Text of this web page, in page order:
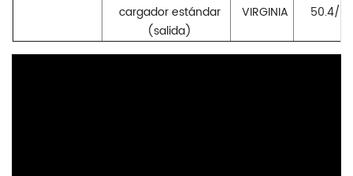
cargador estándar
(salida)
VIRGINIA 50.4/